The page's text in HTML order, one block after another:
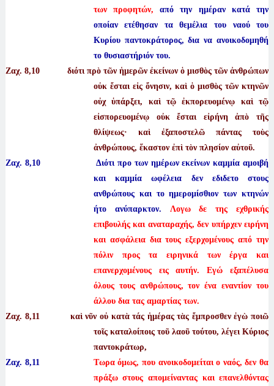
των προφητών,από την ημέραν κατά την
οποίαν ετέθησαν τα θεμέλια του ναού του
Κυρίου παντοκράτορος, δια να ανοικοδομηθή
το θυσιαστήριόν του.
Ζαχ. 8,10 διότι πρὸ τῶν ἡμερῶν ἐκείνων ὁ μισθὸς τῶν ἀνθρώπων
οὐκ ἔσται εἰς ὄνησιν, καὶ ὁ μισθὸς τῶν κτηνῶν
οὐχ ὑπάρξει, καὶ τῷ ἐκπορευομένῳ καὶ τῷ
εἰσπορευομένῳ οὐκ ἔσται εἰρήνη ἀπὸ τῆς
θλίψεως· καὶ ἐξαποστελῶ πάντας τοὺς
ἀνθρώπους, ἕκαστον ἐπὶ τὸν πλησίον αὐτοῦ.
Ζαχ. 8,10 Διότι προ των ημέρων εκείνων καμμία αμοιβή
και καμμία ωφέλεια δεν εδιδετο στους
ανθρώπους και το ημερομίσθιον των κτηνών
ήτο ανύπαρκτον. Λογω δε της εχθρικής
επιβουλής και αναταραχής, δεν υπήρχεν ειρήνη
και ασφάλεια δια τους εξερχομένους από την
πόλιν προς τα ειρηνικά των έργα και
επανερχομένους εις αυτήν. Εγώ εξαπέλυσα
όλους τους ανθρώπους, τον ένα εναντίον του
άλλου δια τας αμαρτίας των.
Ζαχ. 8,11 καὶ νῦν οὐ κατὰ τάς ἡμέρας τὰς ἔμπροσθεν ἐγὼ ποιῶ
τοῖς καταλοίποις τοῦ λαοῦ τούτου, λέγει Κύριος
παντοκράτωρ,
Ζαχ. 8,11
Τωρα όμως, που ανοικοδομείται ο ναός, δεν θα
πράξω στους απομείναντας και επανελθόντας